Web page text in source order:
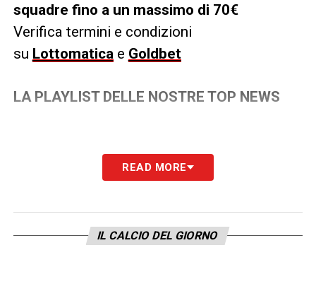
squadre fino a un massimo di 70€
Verifica termini e condizioni
su Lottomaticae Goldbet
LA PLAYLIST DELLE NOSTRE TOP NEWS
READ MORE
IL CALCIO DEL GIORNO